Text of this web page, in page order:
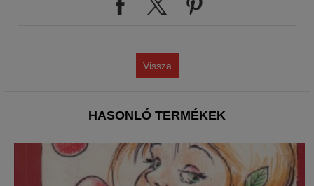
Vissza
HASONLÓ TERMÉKEK